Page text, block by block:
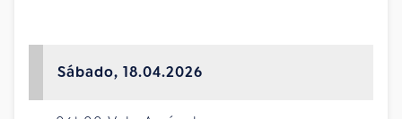
Sábado, 18.04.2026